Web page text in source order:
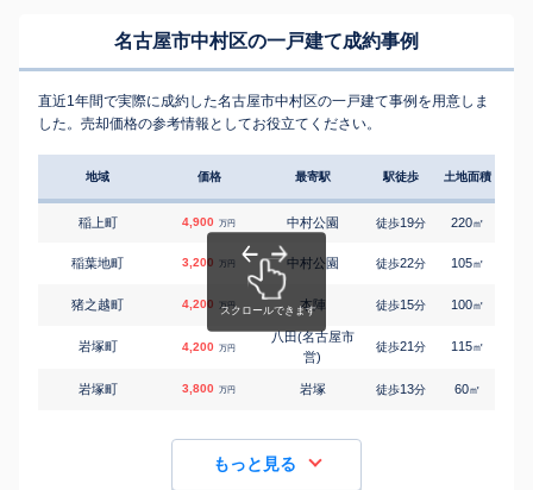
名古屋市中村区の一戸建て成約事例
直近1年間で実際に成約した名古屋市中村区の一戸建て事例を用意しま
した。売却価格の参考情報としてお役立てください。
地域 価格 最寄駅 駅徒歩 土地面積
稲上町 4,900 万円 中村公園 徒歩19分 220㎡
稲葉地町 3,200 万円 中村公園 徒歩22分 105㎡
猪之越町 4,200 万円 本陣 徒歩15分 100㎡
岩塚町 4,200 万円
八田(名古屋市
営)
徒歩21分 115㎡
岩塚町 3,800 万円 岩塚 徒歩13分 60㎡
もっと見る